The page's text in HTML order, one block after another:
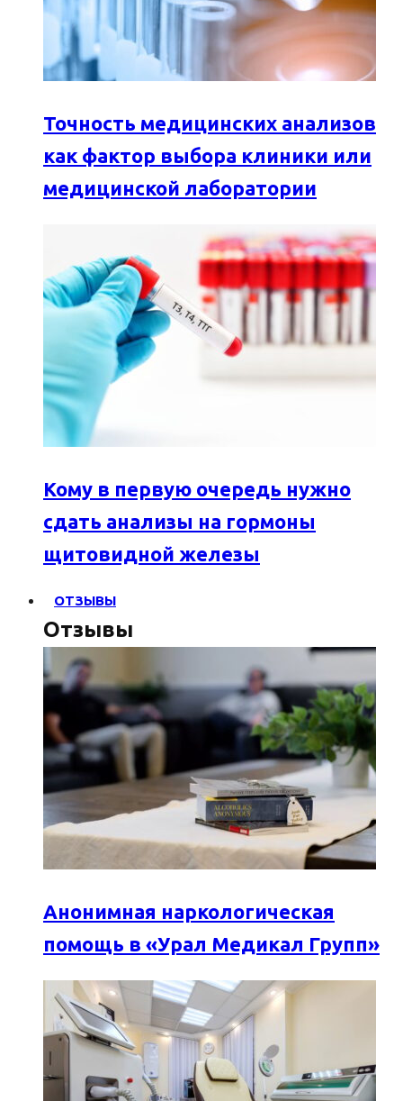
Точность медицинских анализов
как фактор выбора клиники или
медицинской лаборатории
Кому в первую очередь нужно
сдать анализы на гормоны
щитовидной железы
ОТЗЫВЫ
Отзывы
Анонимная наркологическая
помощь в «Урал Медикал Групп»